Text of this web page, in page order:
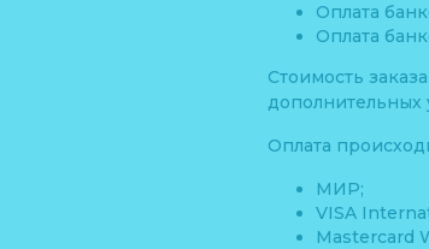
Оплата
Оплата
Стоимость
дополнительных
Оплата
МИР;
VISA
Mastercard